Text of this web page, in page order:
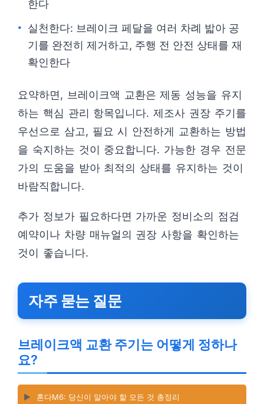
한다
실천한다: 브레이크 페달을 여러 차례 밟아 공
기를 완전히 제거하고, 주행 전 안전 상태를 재
확인한다
요약하면, 브레이크액 교환은 제동 성능을 유지
하는 핵심 관리 항목입니다. 제조사 권장 주기를
우선으로 삼고, 필요 시 안전하게 교환하는 방법
을 숙지하는 것이 중요합니다. 가능한 경우 전문
가의 도움을 받아 최적의 상태를 유지하는 것이
바람직합니다.
추가 정보가 필요하다면 가까운 정비소의 점검
예약이나 차량 매뉴얼의 권장 사항을 확인하는
것이 좋습니다.
자주 묻는 질문
브레이크액 교환 주기는 어떻게 정하나
요?
▶️ 혼다M6: 당신이 알아야 할 모든 것 총정리